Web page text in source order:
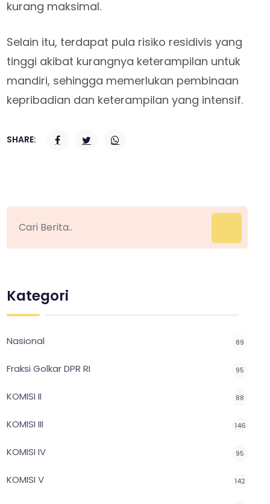
kurang maksimal.
Selain itu, terdapat pula risiko residivis yang
tinggi akibat kurangnya keterampilan untuk
mandiri, sehingga memerlukan pembinaan
kepribadian dan keterampilan yang intensif.
SHARE:
Kategori
Nasional 89
Fraksi Golkar DPR RI 95
KOMISI II 88
KOMISI III 146
KOMISI IV 95
KOMISI V 142